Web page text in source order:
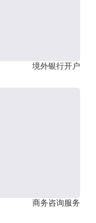
境外银行开户
商务咨询服务